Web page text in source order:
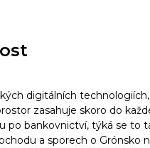
digitálních
zasahuje skoro do
po bankovnictví, týká se to
a sporech o Grónsko